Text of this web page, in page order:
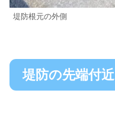
堤防根元の外側
堤防の先端付近